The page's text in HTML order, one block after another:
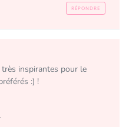
RÉPONDRE
inspirantes pour le
:) !